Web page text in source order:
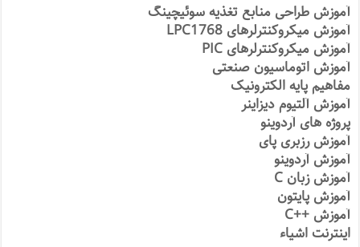
آموزش طراحی منابع تغذیه سوئیچینگ
آموزش میکروکنترلرهای LPC1768
آموزش میکروکنترلرهای PIC
آموزش اتوماسیون صنعتی
مفاهیم پایه الکترونیک
آموزش آلتیوم دیزاینر
پروژه های آردوینو
آموزش رزبری پای
آموزش آردوینو
آموزش زبان C
آموزش پایتون
آموزش ++C
اینترنت اشیاء